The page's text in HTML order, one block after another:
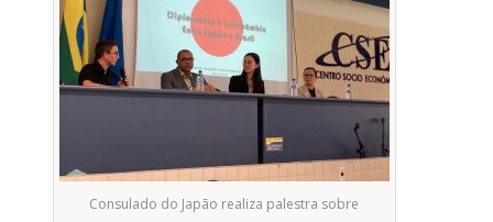
Consulado do Japão realiza palestra sobre